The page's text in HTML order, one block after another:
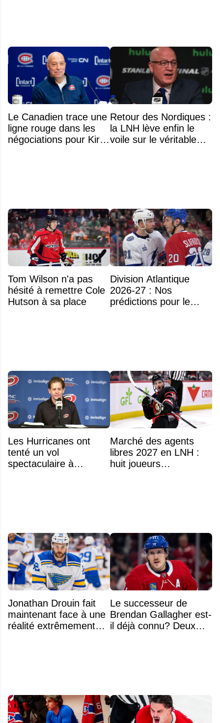
Le Canadien trace une
ligne rouge dans les
négociations pour Kirill
Retour des Nordiques :
la LNH lève enfin le
voile sur le véritable
Tom Wilson n'a pas
hésité à remettre Cole
Hutson à sa place
Division Atlantique
2026-27 : Nos
prédictions pour le
Les Hurricanes ont
tenté un vol
spectaculaire à
Marché des agents
libres 2027 en LNH :
huit joueurs
Jonathan Drouin fait
maintenant face à une
réalité extrêmement
Le successeur de
Brendan Gallagher est-
il déjà connu? Deux